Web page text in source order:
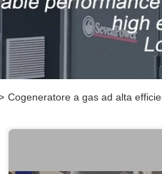
Cogeneratore a gas ad alta